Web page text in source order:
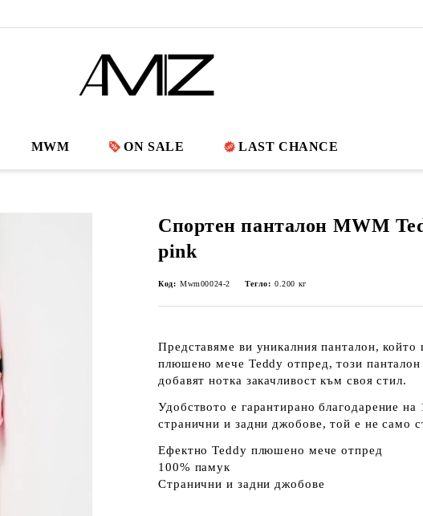
MWM ON SALE LAST CHANCE
Спортен панталон MWM
pink
Код: Mwm00024-2 Тегло: 0.200 кг
Представяме ви уникалния панталон,
плюшено мече Teddy отпред, този
добавят нотка закачливост към своя стил.
Удобството е гарантирано благодарение на
странични и задни джобове, той е не само
Ефектно Teddy плюшено мече отпред
100% памук
Странични и задни джобове